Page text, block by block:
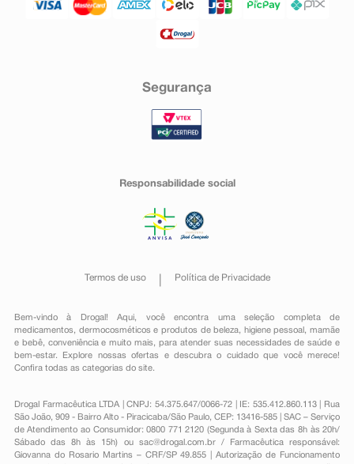
Segurança
Responsabilidade social
Termos de uso Política de Privacidade
Bem-vindo à Drogal! Aqui, você encontra uma seleção completa de
medicamentos , dermocosméticos e produtos de beleza, higiene pessoal ,mamãe
e bebê, conveniênciae muito mais, para atender suas necessidades de saúde e
bem-estar. Explore nossas ofertas e descubra o cuidado que você merece!
Confira todas as categorias do site.
Drogal Farmacêutica LTDA | CNPJ: 54.375.647/0066-72 | IE: 535.412.860.113 | Rua
São João, 909 - Bairro Alto - Piracicaba/São Paulo, CEP: 13416-585 | SAC – Serviço
de Atendimento ao Consumidor: 0800 771 2120 (Segunda à Sexta das 8h às 20h/
Sábado das 8h às 15h) ou sac@drogal.com.br/ Farmacêutica responsável:
Giovanna do Rosario Martins – CRF/SP 49.855 | Autorização de Funcionamento